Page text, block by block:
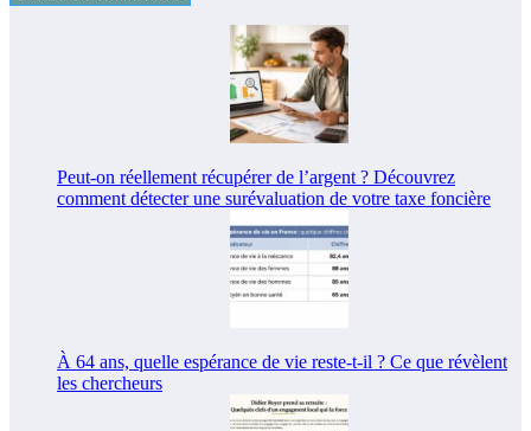
Peut-on réellement récupérer de l’argent ? Découvrez
comment détecter une surévaluation de votre taxe foncière
À 64 ans, quelle espérance de vie reste-t-il ? Ce que révèlent
les chercheurs